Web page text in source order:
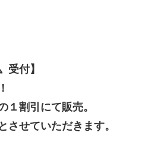
受付】
１割引にて販売。
させていただきます。